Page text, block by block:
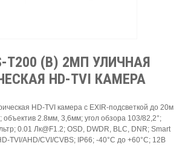
T200 (B) 2МП УЛИЧНАЯ
HD-TVI КАМЕРА
HD-TVI камера с EXIR-подсветкой до 20м
объектив 2.8мм, 3,6мм; угол обзора 103/82,2°;
0.01 Лк@F1.2; OSD, DWDR, BLC, DNR; Smart
TVI/AHD/CVI/CVBS; IP66; -40°С до +60°С; 12В